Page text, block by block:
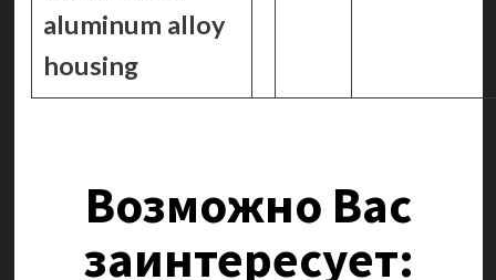
aluminum alloy
housing
Возможно Вас
заинтересует: